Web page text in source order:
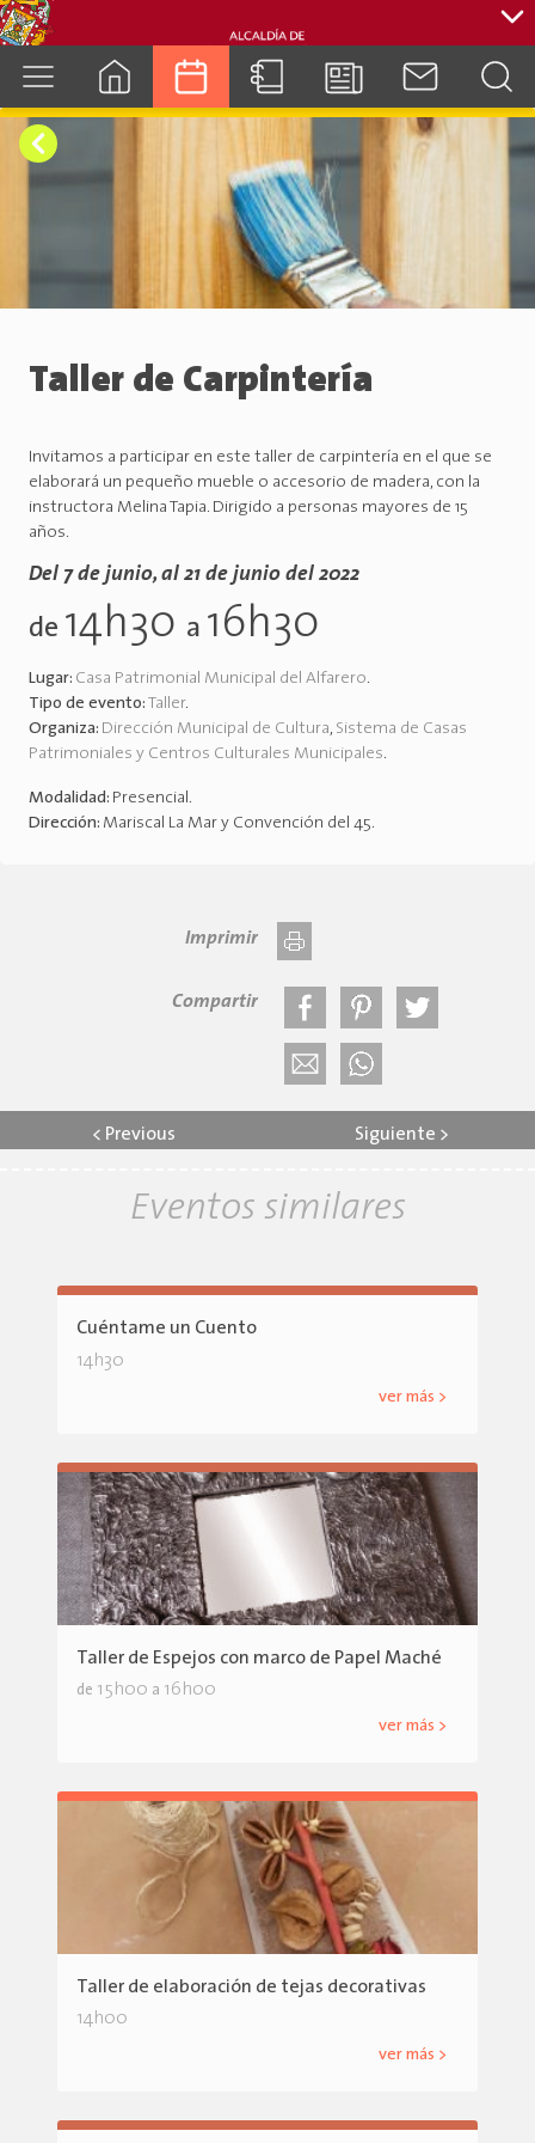
Taller de Carpintería
Invitamos a participar en este taller de carpintería en el que se
elaborará un pequeño mueble o accesorio de madera, con la
instructora Melina Tapia. Dirigido a personas mayores de 15
años.
Del 7 de junio, al 21 de junio del 2022
de 14h30 a 16h30
Lugar: Casa Patrimonial Municipal del Alfarero.
Tipo de evento: Taller.
Organiza: Dirección Municipal de Cultura, Sistema de Casas
Patrimoniales y Centros Culturales Municipales.
Modalidad: Presencial.
Dirección: Mariscal La Mar y Convención del 45.
Imprimir
Compartir
< Previous Siguiente >
Eventos similares
Cuéntame un Cuento
14h30
ver más >
Taller de Espejos con marco de Papel Maché
de 15h00 a 16h00
ver más >
Taller de elaboración de tejas decorativas
14h00
ver más >